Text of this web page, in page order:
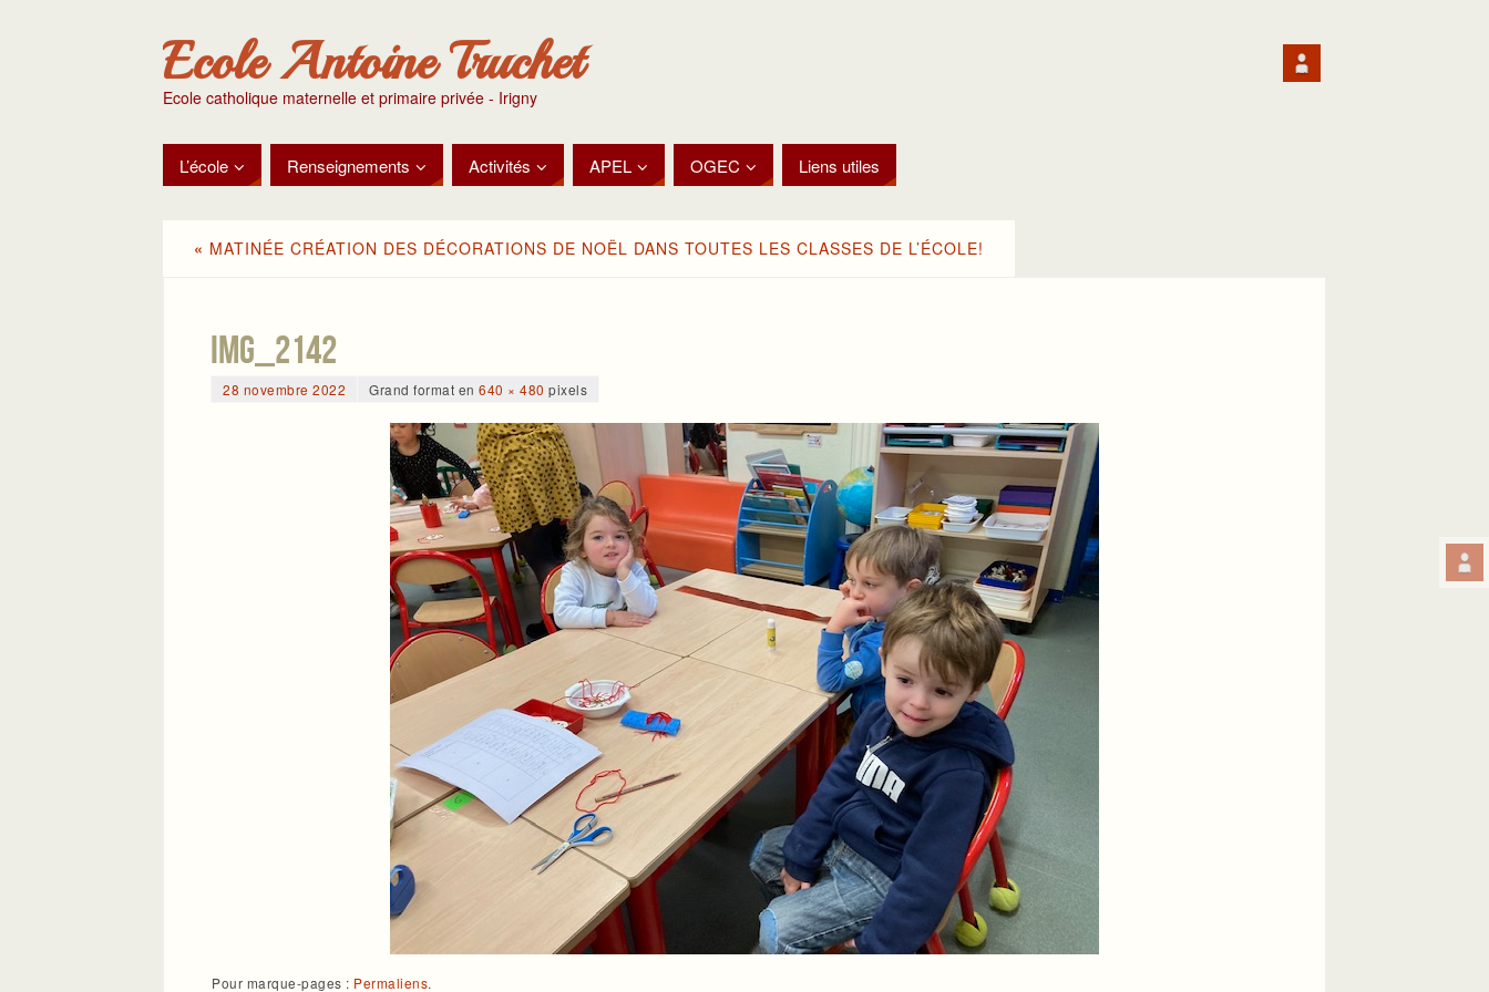
Ecole Antoine Truchet
Ecole catholique maternelle et primaire privée - Irigny
L’école Renseignements Activités APEL OGEC Liens utiles
« MATINÉE CRÉATION DES DÉCORATIONS DE NOËL DANS TOUTES LES CLASSES DE L’ÉCOLE!
IMG_2142
28 novembre 2022 Grand format en 640 × 480 pixels
Pour marque-pages : Permaliens.